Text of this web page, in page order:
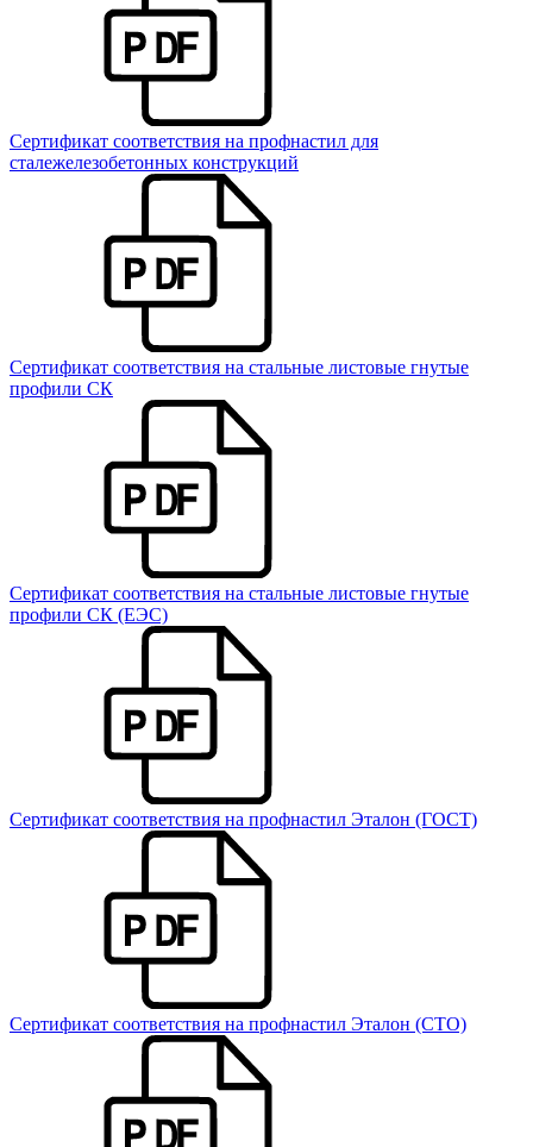
Сертификат соответствия на профнастил для
сталежелезобетонных конструкций
Сертификат соответствия на стальные листовые гнутые
профили СК
Сертификат соответствия на стальные листовые гнутые
профили СК (ЕЭС)
Сертификат соответствия на профнастил Эталон (ГОСТ)
Сертификат соответствия на профнастил Эталон (СТО)